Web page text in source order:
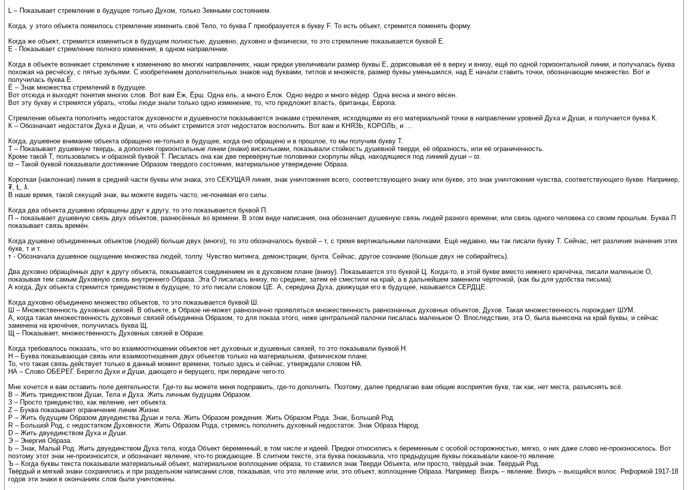
L – Показывает стремление в будущее только Духом, только Земными состоянием.
Когда, у этого объекта появилось стремление изменить своё Тело, то буква Г преобразуется в букву F. То есть объект, стремится поменять форму.
Когда же объект, стремится измениться в будущем полностью, душевно, духовно и физически, то это стремление показывается буквой Е.
Е - Показывает стремление полного изменения, в одном направлении.
Когда в объекте возникает стремление к изменению во многих направлениях, наши предки увеличивали размер буквы Е, дорисовывая её в верху и внизу, ещё по одной горизонтальной линии, и получалась буква
похожая на ресчёску, с пятью зубьями. С изобретением дополнительных знаков над буквами, титлов и множеств, размер буквы уменьшился, над Е начали ставить точки, обозначающие множество. Вот и
получилась буква Ё.
Ё – Знак множества стремлений в будущее.
Вот отсюда и выходят понятия многих слов. Вот вам Ёж, Ёрш. Одна ель, а много Ёлок. Одно ведро и много вёдер. Одна весна и много вёсен.
Вот эту букву и стремятся убрать, чтобы люди знали только одно изменение, то, что предложит власть, британцы, Европа.
Стремление объекта пополнить недостаток духовности и душевности показываются знаками стремления, исходящими из его материальной точки в направлении уровней Духа и Души, и получается буква К.
К – Обозначает недостаток Духа и Души, и, что объект стремится этот недостаток восполнить. Вот вам и КНЯЗЬ, КОРОЛЬ, и …
Когда, душевное внимание объекта обращено не-только в будущее, когда оно обращено и в прошлое, то мы получим букву Т.
Т – Показывает душевную твердь, а дополняя горизонтальные линии (знаки) висюльками, показывали стойкость душевной тверди, её образность, или её ограниченность.
Кроме такой Т, пользовались и образной буквой Т. Писалась она как две перевёрнутые половинки скорлупы яйца, находящиеся под линией души – ϖ.
ϖ – Такой буквой показывали достижение Образом твердого состояния, материальное утверждение Образа.
Короткая (наклонная) линия в средней части буквы или знака, это СЕКУЩАЯ линия, знак уничтожения всего, соответствующего знаку или букве, это знак уничтожения чувства, соответствующего букве. Например,
₮, Ł, ƛ.
В наше время, такой секущий знак, вы можете видеть часто, не-понимая его силы.
Когда два объекта душевно обращены друг к другу, то это показывается буквой П.
П – показывает душевную связь двух объектов, разнесённых во времени. В этом виде написания, она обозначает душевную связь людей разного времени, или связь одного человека со своим прошлым. Буква П
показывает связь времён.
Когда душевно объединенных объектов (людей) больше двух (много), то это обозначалось буквой – т, с тремя вертикальными палочками. Ещё недавно, мы так писали букву Т. Сейчас, нет различия значения этих
букв, т и т.
т - Обозначала душевное ощущение множества людей, толпу. Чувство митинга, демонстрации, бунта. Сейчас, другое сознание (больше двух не собирайтесь).
Два духовно обращённых друг к другу объекта, показывается соединением их в духовном плане (внизу). Показывается это буквой Ц. Когда-то, в этой букве вместо нижнего крючёчка, писали маленькое О,
показывая тем самым Духовную связь внутреннего Образа. Эта О писалась внизу, по средине, затем её сместили на край, а в дальнейшем заменили чёрточкой, (как бы для удобства письма).
А когда, Дух объекта стремится триединством в будущее, то это писали словом ЦЕ. А, середина Духа, движущая его в будущее, называется СЕРДЦЕ.
Когда духовно объединено множество объектов, то это показывается буквой Ш.
Ш – Множественность духовных связей. В объекте, в Образе не-может равнозначно проявляться множественность равнозначных духовных объектов, Духов. Такая множественность порождает ШУМ.
А, когда такая множественность духовных связей объединена Образом, то для показа этого, ниже центральной палочки писалась маленькое О. Впоследствии, эта О, была вынесена на край буквы, и сейчас
заменена на крючёчек, получилась буква Щ.
Щ – Показывает, множественность Духовных связей в Образе.
Когда требовалось показать, что во взаимоотношении объектов нет духовных и душевных связей, то это показывали буквой Н.
Н – Буква показывающая связь или взаимоотношения двух объектов только на материальном, физическом плане.
То, что такая связь действует только в данный момент времени, только здесь и сейчас, утверждали словом НА.
НА – Слово ОБЕРЕГ. Берегло Духи и Души, дающего и берущего, при передаче чего-то.
Мне хочется и вам оставить поле деятельности. Где-то вы можете меня подправить, где-то дополнить. Поэтому, далее предлагаю вам общие восприятия букв, так как, нет места, разъяснять всё.
В – Жить триединством Души, Тела и Духа. Жить личным будущим Образом.
З – Просто триединство, как явление, нет объекта.
Z – Буква показывает ограничение линии Жизни.
Р – Жить будущим Образом двуединства Души и тела. Жить Образом рождения. Жить Образом Рода. Знак, Большой Род.
R – Большой Род, с недостатком Духовности. Жить Образом Рода, стремясь пополнить духовный недостаток. Знак Образа Народ.
D – Жить двуединством Духа и Души.
Э – Энергия Образа.
Ь – Знак, Малый Род. Жить двуединством Духа тела, когда Объект беременный, в том числе и идеей. Предки относились к беременным с особой осторожностью, мягко, о них даже слово не-произносилось. Вот
поэтому этот знак не-произносится, и обозначает явление, что-то рождающее. В слитном тексте, эта буква показывала, что предыдущие буквы показывали какое-то явление.
Ъ – Когда буквы текста показывали материальный объект, материальное воплощение образа, то ставился знак Тверди Объекта, или просто, твёрдый знак. Твёрдый Род.
Твёрдый и мягкий знаки сохранялись и при раздельном написании слов, показывая, что это явление или, это объект, воплощение Образа. Например. Вихрь – явление. Вихръ – вьющийся волос. Реформой 1917-18
годов эти знаки в окончаниях слов были уничтожены.